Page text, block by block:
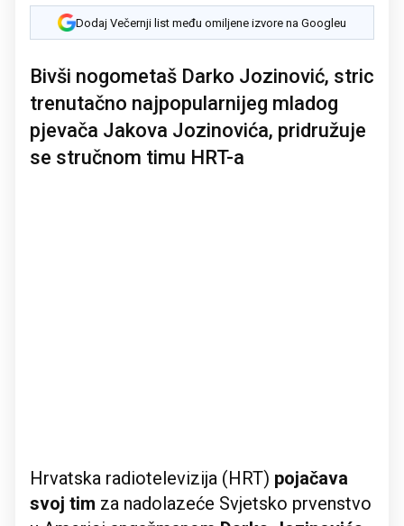
Dodaj Večernji list među omiljene izvore na Googleu
Bivši nogometaš Darko Jozinović, stric
trenutačno najpopularnijeg mladog
pjevača Jakova Jozinovića, pridružuje
se stručnom timu HRT-a
Hrvatska radiotelevizija (HRT) pojačava
svoj tim za nadolazeće Svjetsko prvenstvo